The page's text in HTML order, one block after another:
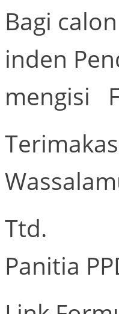
Bagi
inden
mengisi
Ttd.
Panitia